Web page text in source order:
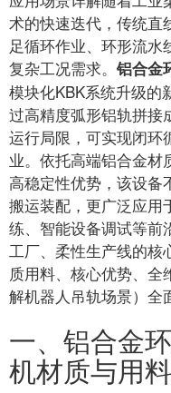
术的快速迭代，传统直
足循环作业、环形流
复杂工况需求。 铝合金
模块化KBK系统升级的
过高精度弧形铝轨拼接
运行局限，可实现闭环
业。依托高端铝合金材
高稳定性优势，该设备
搬运装配，更广泛应用
练、智能设备调试等前
工厂、柔性生产线的核
质用料、核心优势、
解机器人吊轨场景）全
一、铝合金
机材质与用